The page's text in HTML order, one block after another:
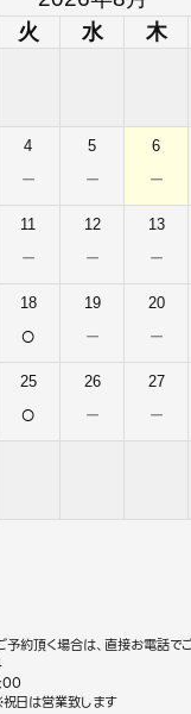
火 水 木
4
－
5
－
6
－
11
－
12
－
13
－
18
○
19
－
20
－
25
○
26
－
27
－
約頂く場合は、直接お電話で
日は営業致します